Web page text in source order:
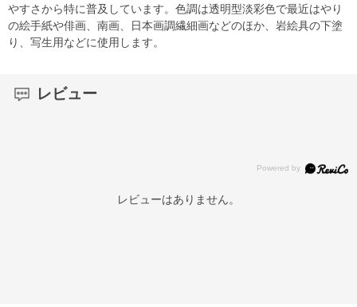
やすさから特に普及しています。色調は透明型淡彩色で最近はやり
の絵手紙や俳画、南画、日本画調繊細画などのほか、岩絵具の下塗
り、写生用などに使用します。
レビュー
レビューはありません。